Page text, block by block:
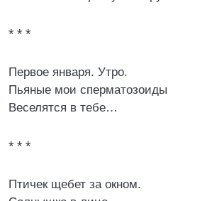
* * *
Первое января. Утро.
Пьяные мои сперматозоиды
Веселятся в тебе…
* * *
Птичек щебет за окном.